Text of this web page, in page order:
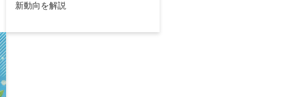
新動向を解説